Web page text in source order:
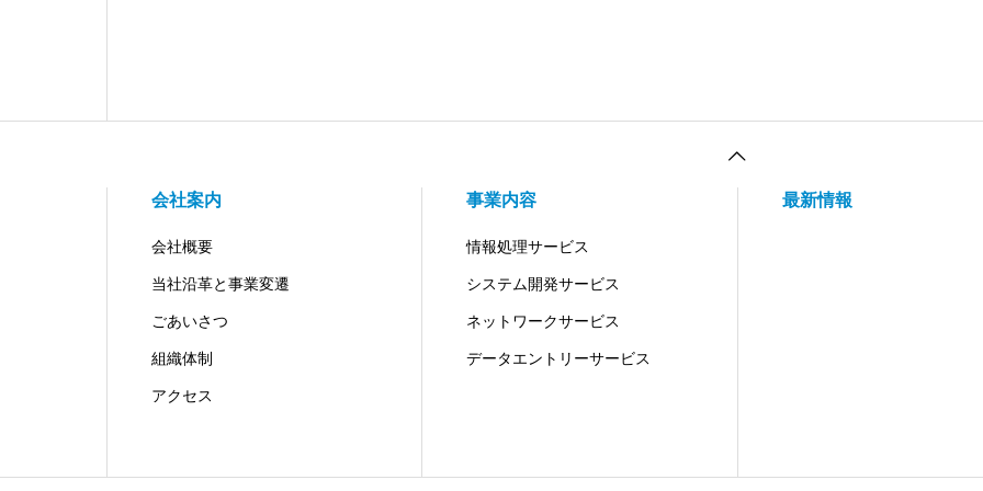
会社案内
会社概要
当社沿革と事業変遷
ごあいさつ
組織体制
アクセス
事業内容
情報処理サービス
システム開発サービス
ネットワークサービス
データエントリーサービス
最新情報